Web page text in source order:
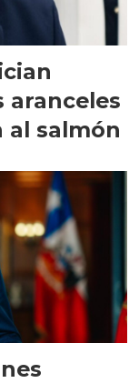
aranceles
al salmón